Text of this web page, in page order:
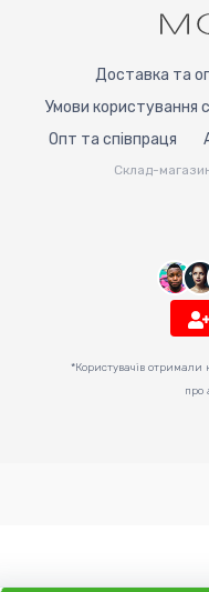
Доставка та
Умови користування
Опт та співпраця
Склад-
*Користувачів
про